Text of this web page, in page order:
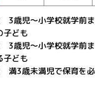
3歳児〜小学校就学前
子ども
3歳児〜小学校就学前
子ども
満3歳未満児で保育を